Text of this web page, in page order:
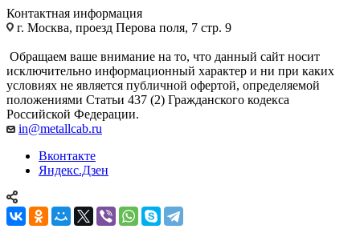
Контактная информация
г. Москва, проезд Перова поля, 7 стр. 9
Обращаем ваше внимание на то, что данный сайт носит
исключительно информационный характер и ни при каких
условиях не является публичной офертой, определяемой
положениями Статьи 437 (2) Гражданского кодекса
Российской Федерации.
in@metallcab.ru
Вконтакте
Яндекс.Дзен